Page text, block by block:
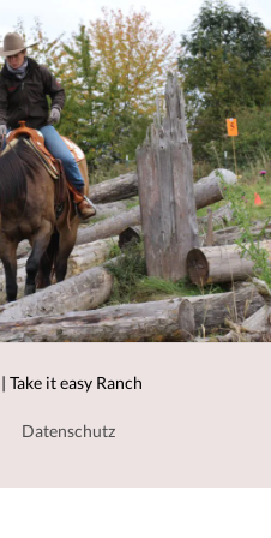
it easy Ranch
Datenschutz